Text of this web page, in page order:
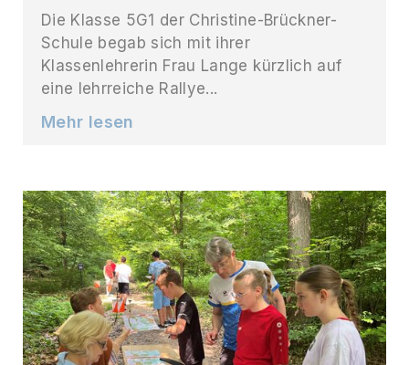
Die Klasse 5G1 der Christine-Brückner-
Schule begab sich mit ihrer
Klassenlehrerin Frau Lange kürzlich auf
eine lehrreiche Rallye...
Mehr lesen